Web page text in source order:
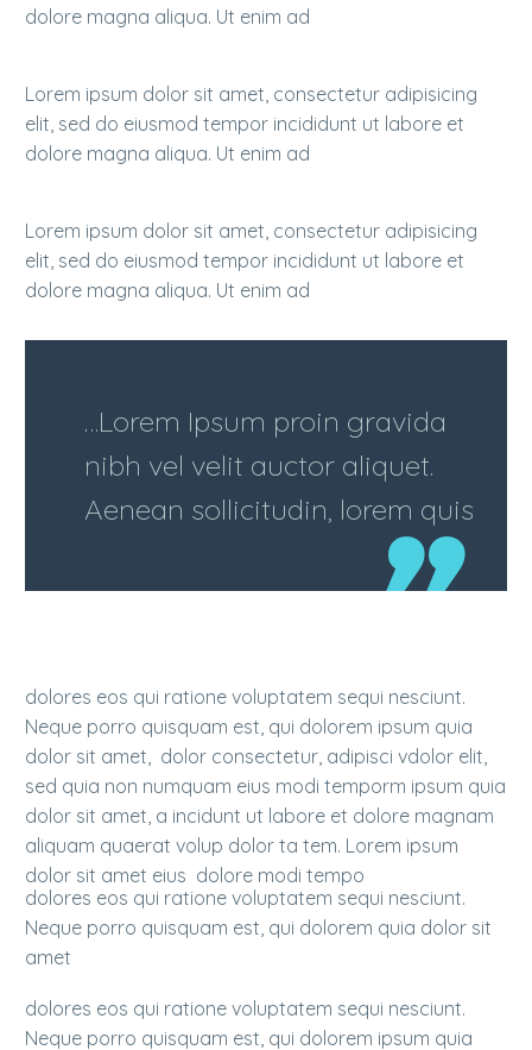
dolore magna aliqua. Ut enim ad
Lorem ipsum dolor sit amet, consectetur adipisicing
elit, sed do eiusmod tempor incididunt ut labore et
dolore magna aliqua. Ut enim ad
Lorem ipsum dolor sit amet, consectetur adipisicing
elit, sed do eiusmod tempor incididunt ut labore et
dolore magna aliqua. Ut enim ad
…Lorem Ipsum proin gravida
nibh vel velit auctor aliquet.
Aenean sollicitudin, lorem quis
dolores eos qui ratione voluptatem sequi nesciunt.
Neque porro quisquam est, qui dolorem ipsum quia
dolor sit amet, dolor consectetur, adipisci vdolor elit,
sed quia non numquam eius modi temporm ipsum quia
dolor sit amet, a incidunt ut labore et dolore magnam
aliquam quaerat volup dolor ta tem. Lorem ipsum
dolor sit amet eius dolore modi tempo
dolores eos qui ratione voluptatem sequi nesciunt.
Neque porro quisquam est, qui dolorem quia dolor sit
amet
dolores eos qui ratione voluptatem sequi nesciunt.
Neque porro quisquam est, qui dolorem ipsum quia